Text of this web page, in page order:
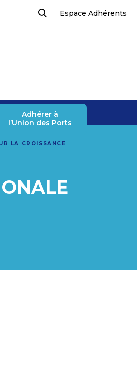
Espace Adhérents
Adhérer à
l’Union des Ports
LA CROISSANCE